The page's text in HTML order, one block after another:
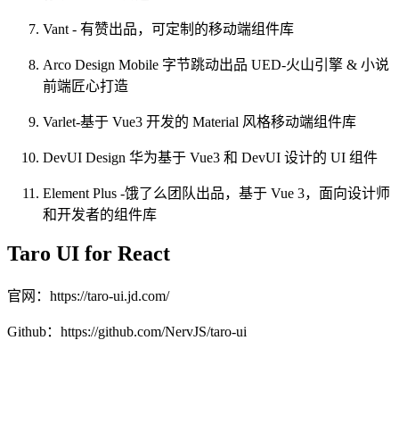
Vant - 有赞出品，可定制的移动端组件库
Arco Design Mobile 字节跳动出品 UED-火山引擎 & 小说
前端匠心打造
Varlet-基于 Vue3 开发的 Material 风格移动端组件库
DevUI Design 华为基于 Vue3 和 DevUI 设计的 UI 组件
Element Plus -饿了么团队出品，基于 Vue 3，面向设计师
和开发者的组件库
Taro UI for React
官网：https://taro-ui.jd.com/
Github：https://github.com/NervJS/taro-ui